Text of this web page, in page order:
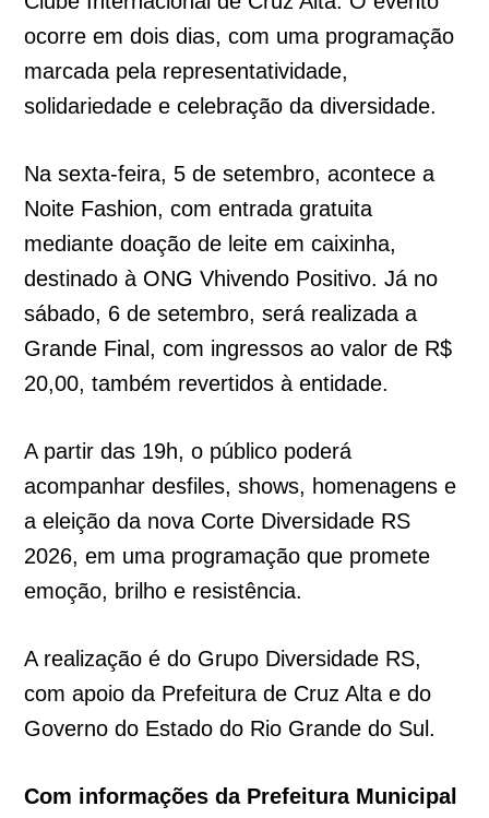
ocorre em dois dias, com uma programação
marcada pela representatividade,
solidariedade e celebração da diversidade.
Na sexta-feira, 5 de setembro, acontece a
Noite Fashion, com entrada gratuita
mediante doação de leite em caixinha,
destinado à ONG Vhivendo Positivo. Já no
sábado, 6 de setembro, será realizada a
Grande Final, com ingressos ao valor de R$
20,00, também revertidos à entidade.
A partir das 19h, o público poderá
acompanhar desfiles, shows, homenagens e
a eleição da nova Corte Diversidade RS
2026, em uma programação que promete
emoção, brilho e resistência.
A realização é do Grupo Diversidade RS,
com apoio da Prefeitura de Cruz Alta e do
Governo do Estado do Rio Grande do Sul.
Com informações da Prefeitura Municipal